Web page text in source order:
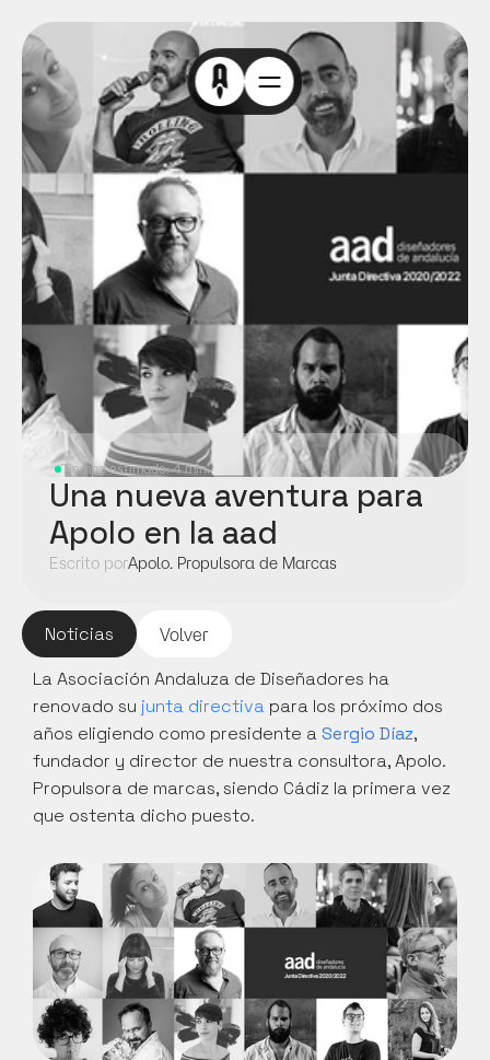
Noticias Volver
La Asociación Andaluza de Diseñadores ha
renovado su junta directiva para los próximo dos
años eligiendo como presidente a Sergio Díaz,
fundador y director de nuestra consultora, Apolo.
Propulsora de marcas, siendo Cádiz la primera vez
que ostenta dicho puesto.
Tiempo estimado: 4 min.
Una nueva aventura para
Apolo en la aad
Escrito porApolo. Propulsora de Marcas